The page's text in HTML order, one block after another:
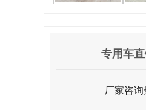
专用车直
厂家咨询